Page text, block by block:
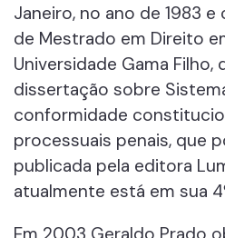
Janeiro, no ano de 1983
de Mestrado em Direito
Universidade Gama Filho,
dissertação sobre
conformidade
processuais penais, que
publicada pela editora
atualmente está em sua